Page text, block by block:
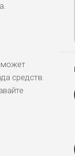
может
средств.